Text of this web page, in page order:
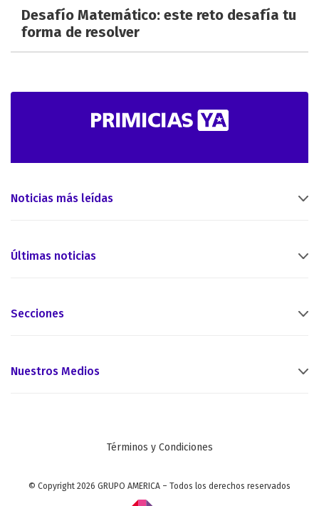
Desafío Matemático: este reto desafía tu
forma de resolver
Noticias más leídas
Últimas noticias
Secciones
Nuestros Medios
Términos y Condiciones
© Copyright 2026 GRUPO AMERICA – Todos los derechos reservados